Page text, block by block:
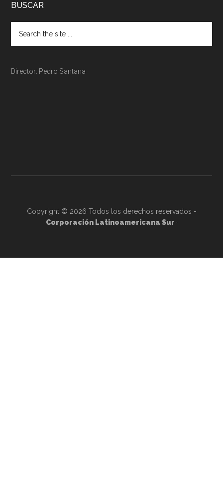
BUSCAR
Director: Pedro Santana
Copyright © 2026 Todos los derechos reservados -
Corporación Latinoamericana Sur ·